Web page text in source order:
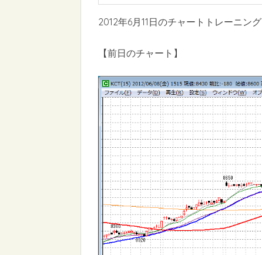
2012年6月11日のチャートトレーニング
【前日のチャート】